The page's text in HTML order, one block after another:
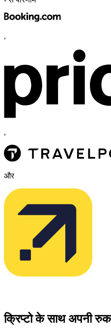
,
,
और
क्रिप्टो के साथ अपनी